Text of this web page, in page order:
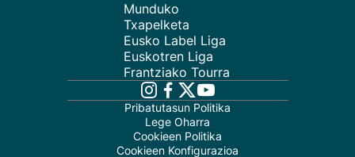
Munduko
Txapelketa
Eusko Label Liga
Euskotren Liga
Frantziako Tourra
Pribatutasun Politika
Lege Oharra
Cookieen Politika
Cookieen Konfigurazioa